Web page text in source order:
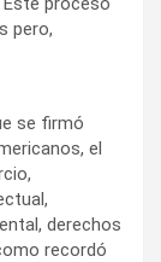
pero,
se firmó
el
derechos
recordó